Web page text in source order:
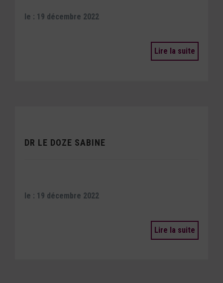
le : 19 décembre 2022
Lire la suite
DR LE DOZE SABINE
le : 19 décembre 2022
Lire la suite